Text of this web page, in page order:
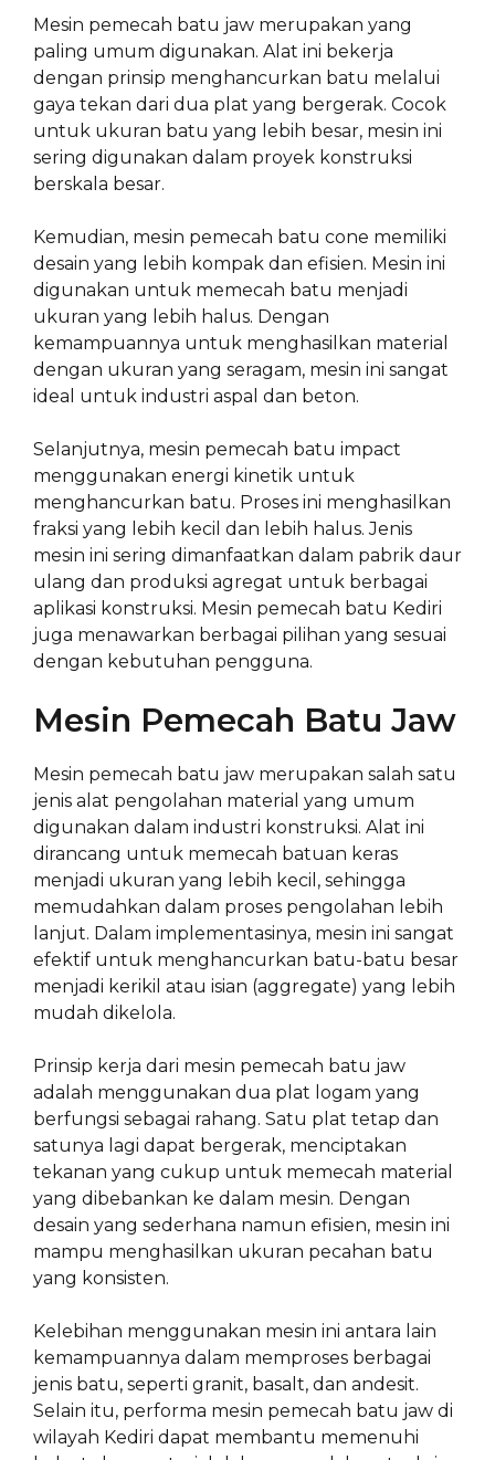
Mesin pemecah batu jaw merupakan yang
paling umum digunakan. Alat ini bekerja
dengan prinsip menghancurkan batu melalui
gaya tekan dari dua plat yang bergerak. Cocok
untuk ukuran batu yang lebih besar, mesin ini
sering digunakan dalam proyek konstruksi
berskala besar.
Kemudian, mesin pemecah batu cone memiliki
desain yang lebih kompak dan efisien. Mesin ini
digunakan untuk memecah batu menjadi
ukuran yang lebih halus. Dengan
kemampuannya untuk menghasilkan material
dengan ukuran yang seragam, mesin ini sangat
ideal untuk industri aspal dan beton.
Selanjutnya, mesin pemecah batu impact
menggunakan energi kinetik untuk
menghancurkan batu. Proses ini menghasilkan
fraksi yang lebih kecil dan lebih halus. Jenis
mesin ini sering dimanfaatkan dalam pabrik daur
ulang dan produksi agregat untuk berbagai
aplikasi konstruksi. Mesin pemecah batu Kediri
juga menawarkan berbagai pilihan yang sesuai
dengan kebutuhan pengguna.
Mesin Pemecah Batu Jaw
Mesin pemecah batu jaw merupakan salah satu
jenis alat pengolahan material yang umum
digunakan dalam industri konstruksi. Alat ini
dirancang untuk memecah batuan keras
menjadi ukuran yang lebih kecil, sehingga
memudahkan dalam proses pengolahan lebih
lanjut. Dalam implementasinya, mesin ini sangat
efektif untuk menghancurkan batu-batu besar
menjadi kerikil atau isian (aggregate) yang lebih
mudah dikelola.
Prinsip kerja dari mesin pemecah batu jaw
adalah menggunakan dua plat logam yang
berfungsi sebagai rahang. Satu plat tetap dan
satunya lagi dapat bergerak, menciptakan
tekanan yang cukup untuk memecah material
yang dibebankan ke dalam mesin. Dengan
desain yang sederhana namun efisien, mesin ini
mampu menghasilkan ukuran pecahan batu
yang konsisten.
Kelebihan menggunakan mesin ini antara lain
kemampuannya dalam memproses berbagai
jenis batu, seperti granit, basalt, dan andesit.
Selain itu, performa mesin pemecah batu jaw di
wilayah Kediri dapat membantu memenuhi